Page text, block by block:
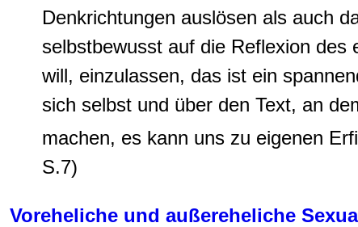
Denkrichtungen auslösen als auch
selbstbewusst auf die Reflexion des
will, einzulassen, das ist ein
sich selbst und über den Text, an
machen, es kann uns zu eigenen
S.7)
Voreheliche und außereheliche